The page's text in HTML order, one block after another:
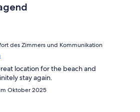
des Zimmers und Kommunikation
location for the beach and
stay again.
Oktober 2025